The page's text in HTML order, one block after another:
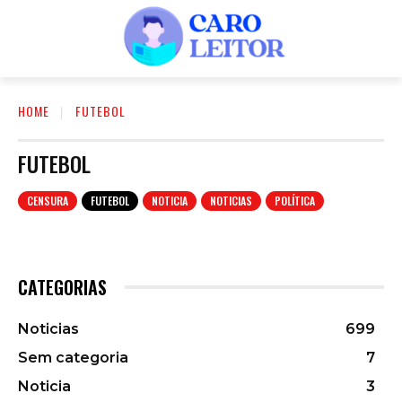
HOME FUTEBOL
FUTEBOL
CENSURA FUTEBOL NOTICIA NOTICIAS POLÍTICA
CATEGORIAS
Noticias
699
Sem categoria
7
Noticia
3